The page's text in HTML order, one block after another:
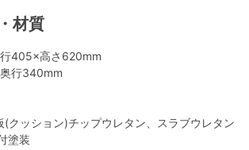
材質
405×高さ620mm
行340mm
クッション)チップウレタン、スラブウレタン
塗装